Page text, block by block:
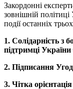
Закордонні
зовнішній
події останніх
1. Солідарність з
підтримці
2. Підписання
3. Чітка